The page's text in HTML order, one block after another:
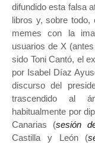
difundido esta falsa
libros y, sobre todo,
memes con la
usuarios de X
sido Toni Cantó, el
por Isabel Díaz
discurso del
trascendido al
habitualmente por
Canarias (sesión
Castilla y León (